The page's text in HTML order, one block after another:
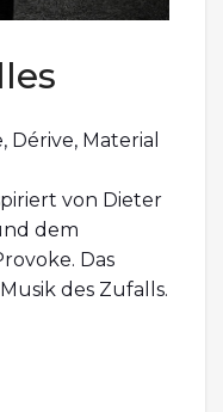
Dérive, Material
von Dieter
dem
Das
des Zufalls.